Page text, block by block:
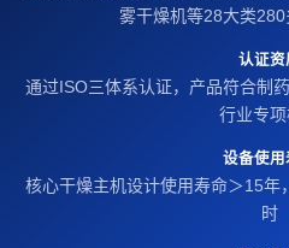
雾干燥机等28大类
认证资
通过ISO三体系认证，产品符合制
行业专项
设备使用
核心干燥主机设计使用寿命＞15
时